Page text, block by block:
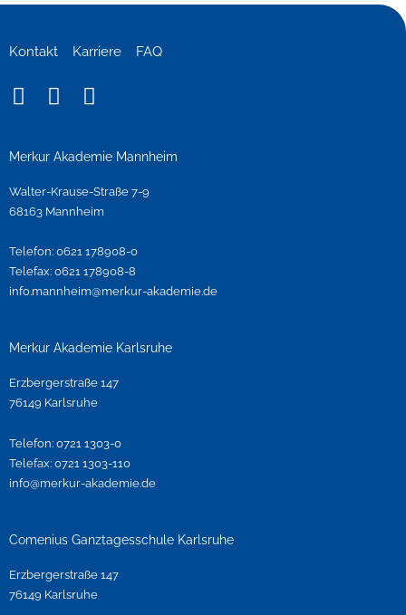
Kontakt Karriere FAQ
I
n
t
a
g
a
m
F
a
e
b
o
k
Y
o
t
u
b
Merkur Akademie Mannheim
Walter-Krause-Straße 7-9
68163 Mannheim
Telefon: 0621 178908-0
Telefax: 0621 178908-8
info.mannheim@merkur-akademie.de
Merkur Akademie Karlsruhe
Erzbergerstraße 147
76149 Karlsruhe
Telefon: 0721 1303-0
Telefax: 0721 1303-110
info@merkur-akademie.de
Comenius Ganztagesschule Karlsruhe
Erzbergerstraße 147
76149 Karlsruhe